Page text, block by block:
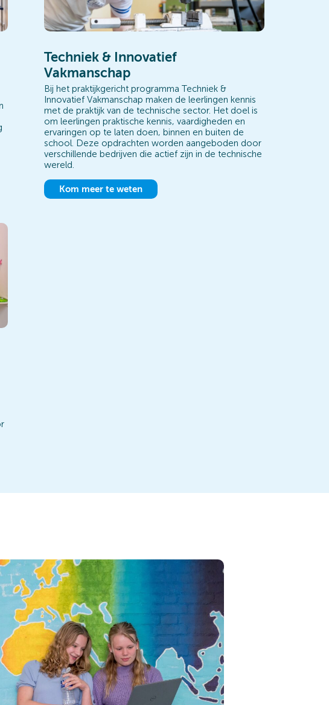
Techniek & Innovatief
Vakmanschap
Bij het praktijkgericht programma Techniek &
Innovatief Vakmanschap maken de leerlingen kennis
met de praktijk van de technische sector. Het doel is
om leerlingen praktische kennis, vaardigheden en
ervaringen op te laten doen, binnen en buiten de
school. Deze opdrachten worden aangeboden door
verschillende bedrijven die actief zijn in de technische
wereld.
Kom meer te weten